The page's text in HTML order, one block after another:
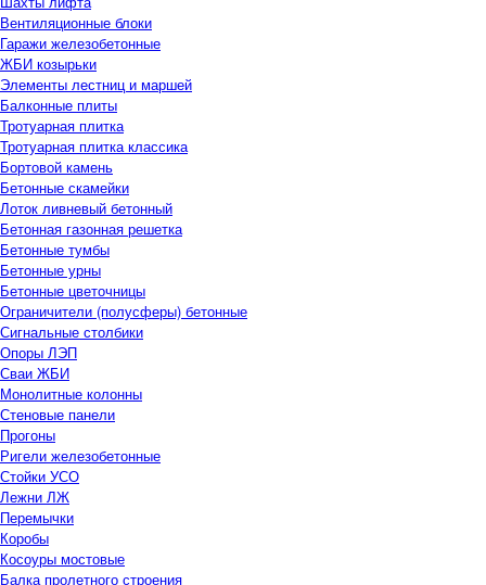
Вентиляционные блоки
Гаражи железобетонные
ЖБИ козырьки
Элементы лестниц и маршей
Балконные плиты
Тротуарная плитка
Тротуарная плитка классика
Бортовой камень
Бетонные скамейки
Лоток ливневый бетонный
Бетонная газонная решетка
Бетонные тумбы
Бетонные урны
Бетонные цветочницы
Ограничители (полусферы) бетонные
Сигнальные столбики
Опоры ЛЭП
Сваи ЖБИ
Монолитные колонны
Стеновые панели
Прогоны
Ригели железобетонные
Стойки УСО
Лежни ЛЖ
Перемычки
Коробы
Косоуры мостовые
Балка пролетного строения